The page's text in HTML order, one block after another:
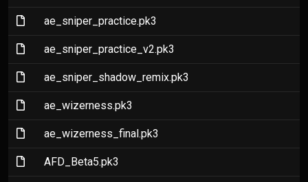
(File)ae_sniper_practice.pk3
(File)ae_sniper_practice_v2.pk3
(File)ae_sniper_shadow_remix.pk3
(File)ae_wizerness.pk3
(File)ae_wizerness_final.pk3
(File)AFD_Beta5.pk3